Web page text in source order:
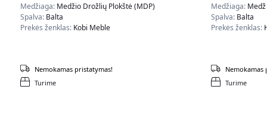
Medžiaga: Medžio Drožlių Plokštė (MDP)
Spalva: Balta
Prekės ženklas: Kobi Meble
Turime
Nemokamas pristatymas!
Medžiaga:
Spalva: Balta
Prekės ženklas:
Turime
Nemokamas